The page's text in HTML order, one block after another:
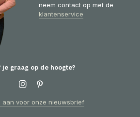
neem contact op met de
klantenservice
je graag op de hoogte?
aan voor onze nieuwsbrief